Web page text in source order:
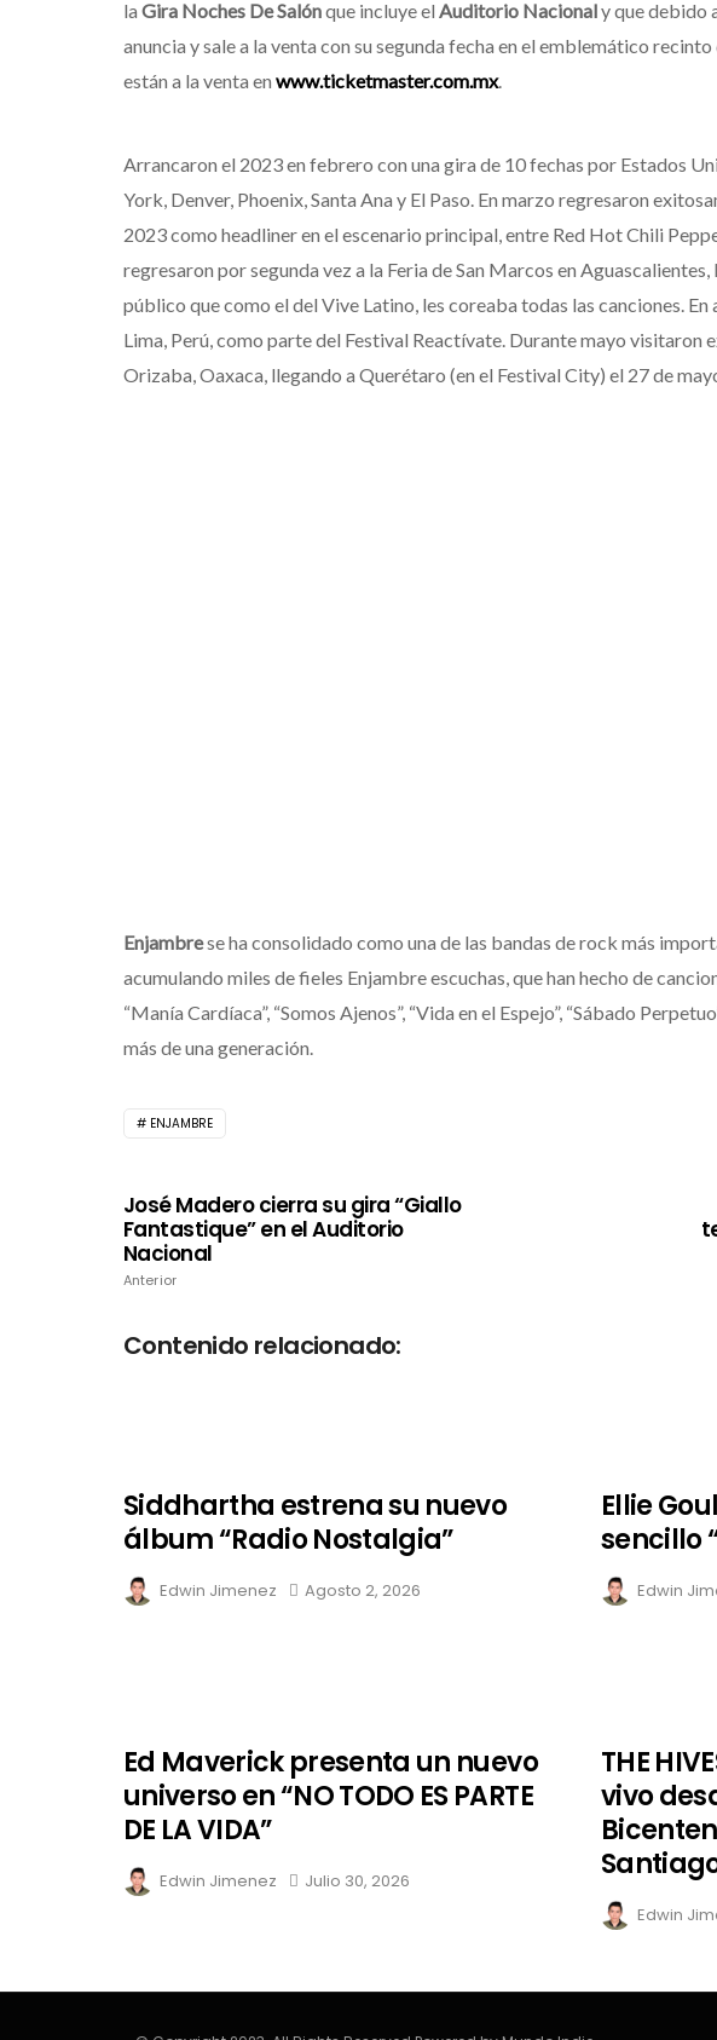
la Gira Noches De Salónque incluye el Auditorio Nacionaly que debido
anuncia y sale a la venta con su segunda fecha en el emblemático
están a la venta en www.ticketmaster.com.mx.
Arrancaron el 2023 en febrero con una gira de 10 fechas por Estados
York, Denver, Phoenix, Santa Ana y El Paso. En marzo regresaron
2023 como headliner en el escenario principal, entre Red Hot Chili
regresaron por segunda vez a la Feria de San Marcos en
público que como el del Vive Latino, les coreaba todas las canciones.
Lima, Perú, como parte del Festival Reactívate. Durante mayo visitaron
Orizaba, Oaxaca, llegando a Querétaro (en el Festival City) el 27 de
Enjambrese ha consolidado como una de las bandas de rock más
acumulando miles de fieles Enjambre escuchas, que han hecho de
“Manía Cardíaca”, “Somos Ajenos”, “Vida en el Espejo”, “Sábado
más de una generación.
ENJAMBRE
José Madero cierra su gira “Giallo
Fantastique” en el Auditorio
Nacional
Anterior
Contenido relacionado:
Siddhartha estrena su nuevo
álbum “Radio Nostalgia”
Edwin Jimenez Agosto 2, 2026
Ellie
sencillo
Edwin
Ed Maverick presenta un nuevo
universo en “NO TODO ES PARTE
DE LA VIDA”
Edwin Jimenez Julio 30, 2026
THE
vivo
Edwin